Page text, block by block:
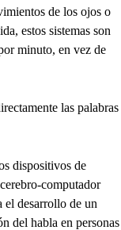
de los ojos o
estos sistemas son
minuto, en vez de
las palabras
dispositivos de
computador
el desarrollo de un
del habla en personas